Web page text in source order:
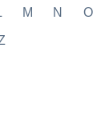
M N O